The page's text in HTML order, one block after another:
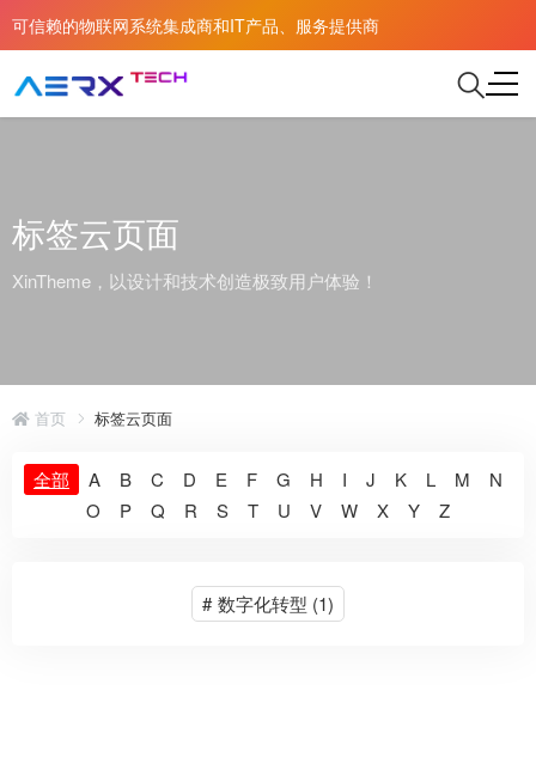
可信赖的物联网系统集成商和IT产品、服务提供商
标签云页面
XinTheme，以设计和技术创造极致用户体验！
首页 标签云页面
全部 A B C D E F G H I J K L M
N
O
P Q R S T U V W X Y Z
# 数字化转型 (1)